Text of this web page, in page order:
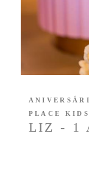
LIZ - 1
PLACE